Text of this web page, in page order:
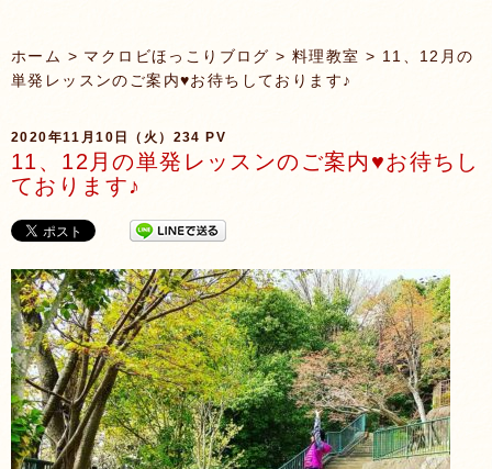
ホーム > マクロビほっこりブログ >料理教室 > 11、12月の
単発レッスンのご案内♥️お待ちしております♪
2020年11月10日（火） 234 PV
11、12月の単発レッスンのご案内♥️お待ちし
ております♪